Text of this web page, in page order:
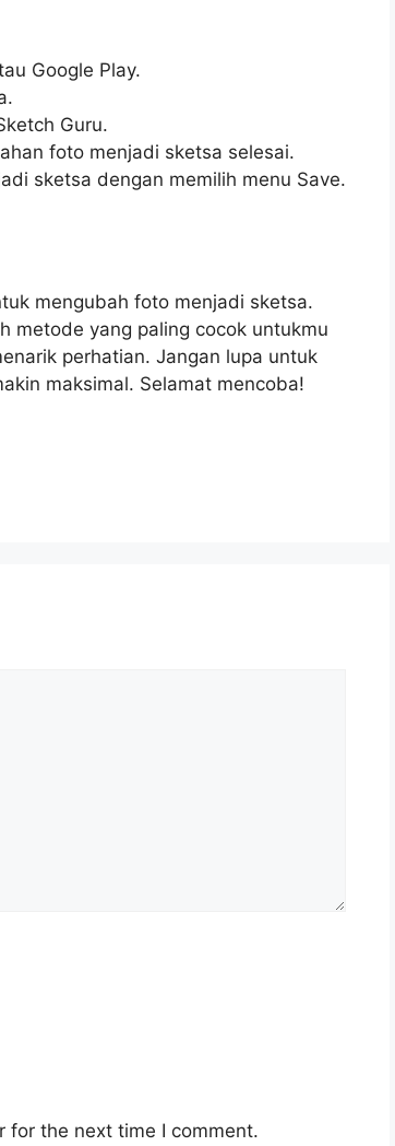
Google Play.
Guru.
foto menjadi sketsa selesai.
sketsa dengan memilih menu Save.
mengubah foto menjadi sketsa.
metode yang paling cocok untukmu
perhatian. Jangan lupa untuk
maksimal. Selamat mencoba!
for the next time I comment.